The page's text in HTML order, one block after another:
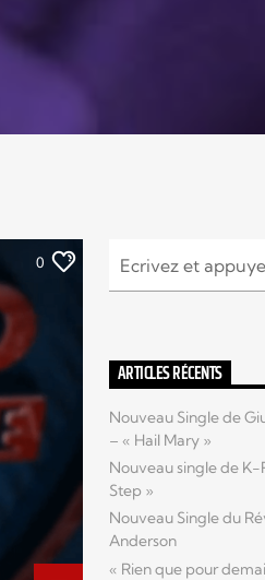
0
ARTICLES RÉCENTS
Nouveau Single de
– « Hail Mary »
Nouveau single de K-
Step »
Nouveau Single du
Anderson
« Rien que pour